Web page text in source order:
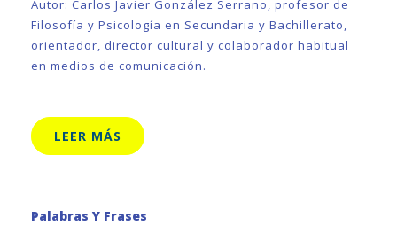
Autor: Carlos Javier González Serrano, profesor de
Filosofía y Psicología en Secundaria y Bachillerato,
orientador, director cultural y colaborador habitual
en medios de comunicación.
LEER MÁS
Palabras Y Frases